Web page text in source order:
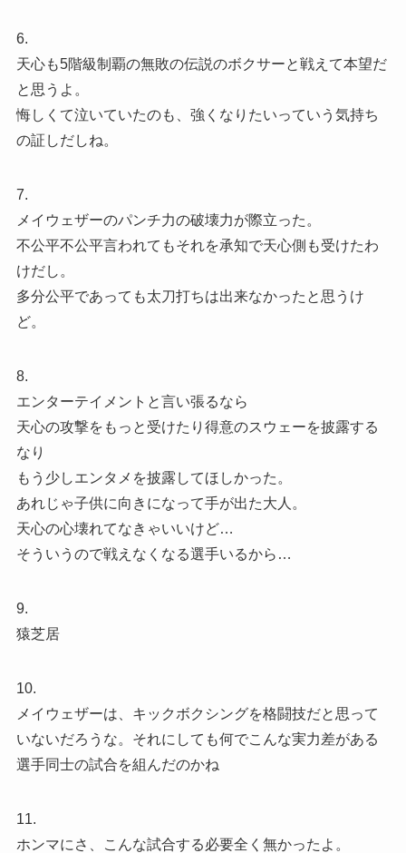
6.
天心も5階級制覇の無敗の伝説のボクサーと戦えて本望だ
と思うよ。
悔しくて泣いていたのも、強くなりたいっていう気持ち
の証しだしね。
7.
メイウェザーのパンチ力の破壊力が際立った。
不公平不公平言われてもそれを承知で天心側も受けたわ
けだし。
多分公平であっても太刀打ちは出来なかったと思うけ
ど。
8.
エンターテイメントと言い張るなら
天心の攻撃をもっと受けたり得意のスウェーを披露する
なり
もう少しエンタメを披露してほしかった。
あれじゃ子供に向きになって手が出た大人。
天心の心壊れてなきゃいいけど…
そういうので戦えなくなる選手いるから…
9.
猿芝居
10.
メイウェザーは、キックボクシングを格闘技だと思って
いないだろうな。それにしても何でこんな実力差がある
選手同士の試合を組んだのかね
11.
ホンマにさ、こんな試合する必要全く無かったよ。